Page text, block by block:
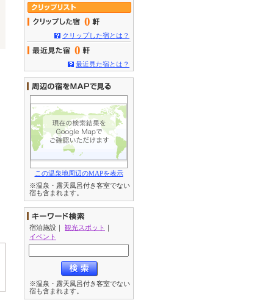
0
クリップした宿とは？
0
最近見た宿とは？
この温泉地周辺のMAPを表示
※温泉・露天風呂付き客室でない
宿も含まれます。
宿泊施設 ｜ 観光スポット ｜
イベント
※温泉・露天風呂付き客室でない
宿も含まれます。